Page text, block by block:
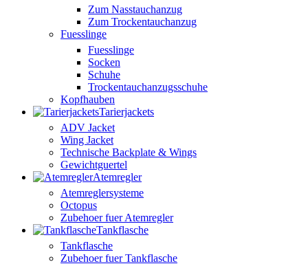
Zum Nasstauchanzug
Zum Trockentauchanzug
Fuesslinge
Fuesslinge
Socken
Schuhe
Trockentauchanzugsschuhe
Kopfhauben
Tarierjackets
ADV Jacket
Wing Jacket
Technische Backplate & Wings
Gewichtguertel
Atemregler
Atemreglersysteme
Octopus
Zubehoer fuer Atemregler
Tankflasche
Tankflasche
Zubehoer fuer Tankflasche